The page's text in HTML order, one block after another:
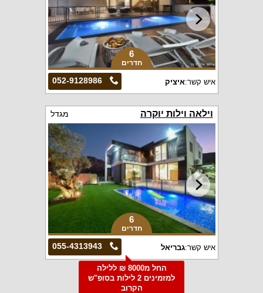
6
חדרים
052-9128986 איש קשר:איציק
וילאה וילות יוקרה מגדל
6
חדרים
055-4313943 איש קשר:גבריאל
החל מ8000 ₪ ללילה
למזמינים 2 לילות בסופ"ש
הקרוב